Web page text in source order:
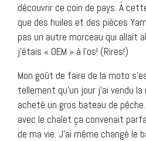
découvrir ce coin de pays. À
que des huiles et des pièces
pas un autre morceau qui allait
j’étais « OEM » à l’os! (Rires!)
Mon goût de faire de la moto
tellement qu’un jour j’ai vendu
acheté un gros bateau de
avec le chalet ça convenait
de ma vie. J’ai même changé le